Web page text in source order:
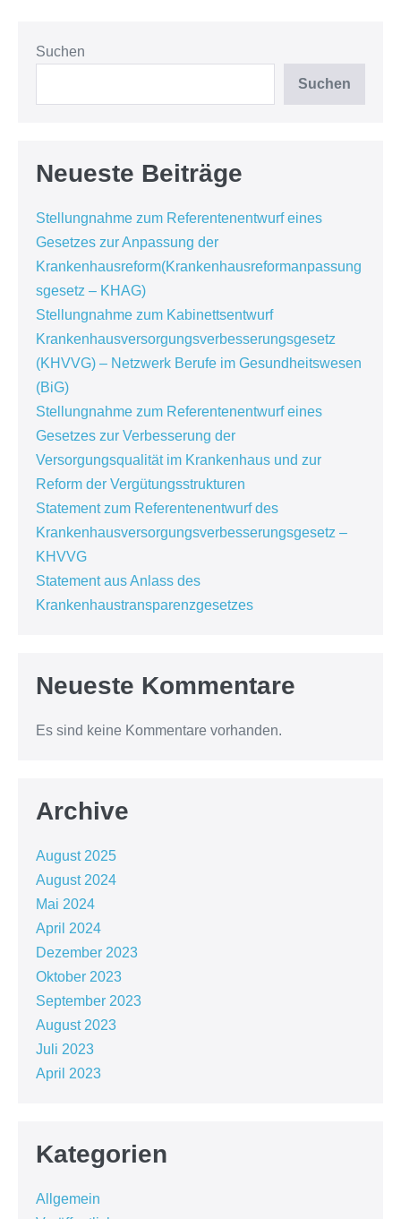
Suchen
Suchen
Neueste Beiträge
Stellungnahme zum Referentenentwurf eines
Gesetzes zur Anpassung der
Krankenhausreform(Krankenhausreformanpassung
sgesetz – KHAG)
Stellungnahme zum Kabinettsentwurf
Krankenhausversorgungsverbesserungsgesetz
(KHVVG) – Netzwerk Berufe im Gesundheitswesen
(BiG)
Stellungnahme zum Referentenentwurf eines
Gesetzes zur Verbesserung der
Versorgungsqualität im Krankenhaus und zur
Reform der Vergütungsstrukturen
Statement zum Referentenentwurf des
Krankenhausversorgungsverbesserungsgesetz –
KHVVG
Statement aus Anlass des
Krankenhaustransparenzgesetzes
Neueste Kommentare
Es sind keine Kommentare vorhanden.
Archive
August 2025
August 2024
Mai 2024
April 2024
Dezember 2023
Oktober 2023
September 2023
August 2023
Juli 2023
April 2023
Kategorien
Allgemein